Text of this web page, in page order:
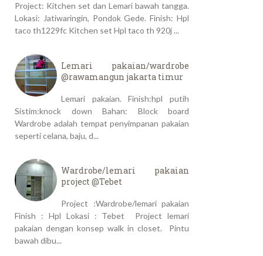
Project: Kitchen set dan Lemari bawah tangga.
Lokasi: Jatiwaringin, Pondok Gede. Finish: Hpl
taco th1229fc Kitchen set Hpl taco th 920j ...
Lemari pakaian/wardrobe
@rawamangun jakarta timur
Lemari pakaian. Finish:hpl putih
Sistim:knock down Bahan: Block board
Wardrobe adalah tempat penyimpanan pakaian
seperti celana, baju, d...
Wardrobe/lemari pakaian
project @Tebet
Project :Wardrobe/lemari pakaian
Finish : Hpl Lokasi : Tebet Project lemari
pakaian dengan konsep walk in closet. Pintu
bawah dibu...